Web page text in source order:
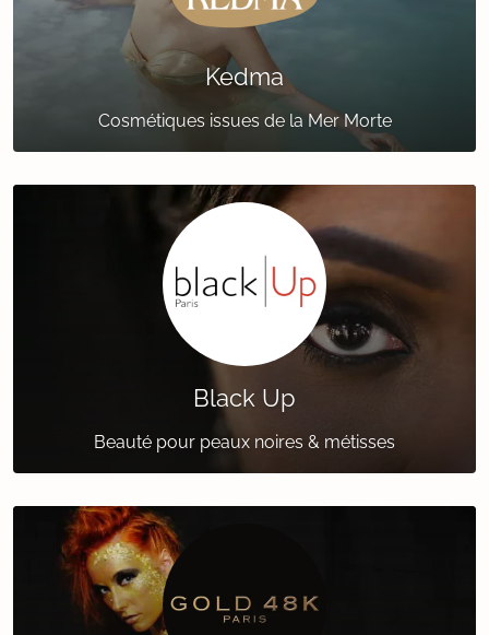
Kedma
Cosmétiques issues de la Mer Morte
Black Up
Beauté pour peaux noires & métisses